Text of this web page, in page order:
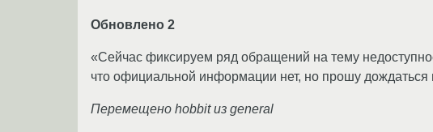
Обновлено 2
«Сейчас фиксируем ряд обращений на тему
что официальной информации нет, но прошу
Перемещено hobbit из general